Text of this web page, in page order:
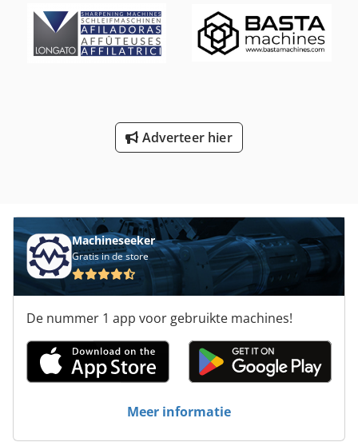
Adverteer hier
Machineseeker
Gratis in de store
De nummer 1 app voor gebruikte machines!
Meer informatie